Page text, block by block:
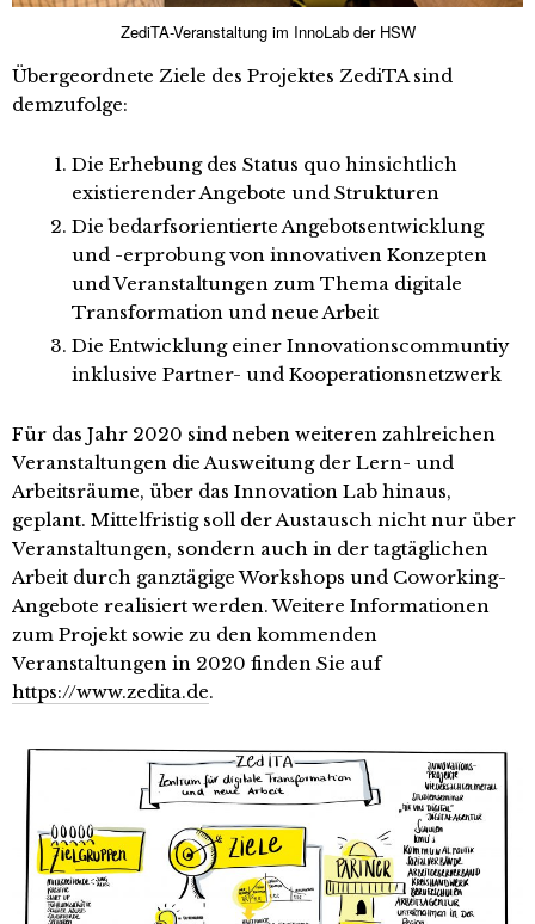
ZediTA-Veranstaltung im InnoLab der HSW
Übergeordnete Ziele des Projektes ZediTA sind
demzufolge:
Die Erhebung des Status quo hinsichtlich
existierender Angebote und Strukturen
Die bedarfsorientierte Angebotsentwicklung
und -erprobung von innovativen Konzepten
und Veranstaltungen zum Thema digitale
Transformation und neue Arbeit
Die Entwicklung einer Innovationscommuntiy
inklusive Partner- und Kooperationsnetzwerk
Für das Jahr 2020 sind neben weiteren zahlreichen
Veranstaltungen die Ausweitung der Lern- und
Arbeitsräume, über das Innovation Lab hinaus,
geplant. Mittelfristig soll der Austausch nicht nur über
Veranstaltungen, sondern auch in der tagtäglichen
Arbeit durch ganztägige Workshops und Coworking-
Angebote realisiert werden. Weitere Informationen
zum Projekt sowie zu den kommenden
Veranstaltungen in 2020 finden Sie auf
https://www.zedita.de.